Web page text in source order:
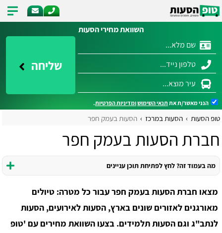
השוואת מחירי הסעות
שליחה
הנני מאשר/ת את תנאי השימושומדיניות הפרטיות.
טופ הסעות הסעות במרכז הסעות בעמק חפר
חברת הסעות בעמק חפר
מה בעמוד זה? לחץ לפתיחת תוכן עניינים
מצאו חברת הסעות בעמק חפר עבור כל מטרה: טיולים
מאורגנים לאזורים שונים בארץ, הסעות לאירועים, הסעות
לנתב"ג וגם הסעות תלמידים. בצעו השוואת מחירים עם 'טופ